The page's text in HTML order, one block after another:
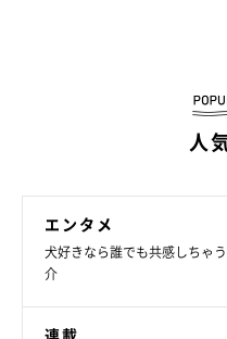
「壁擦りながら避けるの
「人間みたいでかわいいで
「かわいすぎて辛いです
人
エンタメ
犬好きなら誰でも共感しちゃ
介